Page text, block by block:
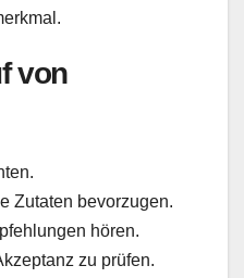
von
Zutaten bevorzugen.
hören.
zu prüfen.